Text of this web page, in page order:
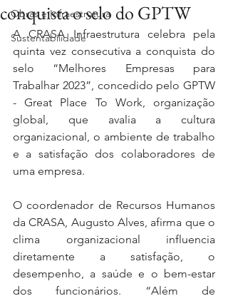
Obras e Infraestrutura
Sustentabilidade
conquista o selo do GPTW
A CRASA Infraestrutura celebra pela
quinta vez consecutiva a conquista do
selo “Melhores Empresas para
Trabalhar 2023”, concedido pelo GPTW
- Great Place To Work, organização
global, que avalia a cultura
organizacional, o ambiente de trabalho
e a satisfação dos colaboradores de
uma empresa.
O coordenador de Recursos Humanos
da CRASA, Augusto Alves, afirma que o
clima organizacional influencia
diretamente a satisfação, o
desempenho, a saúde e o bem-estar
dos funcionários. “Além de